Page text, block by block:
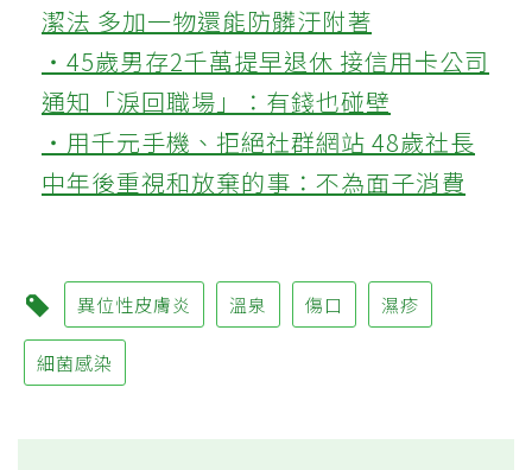
潔法 多加一物還能防髒汙附著
‧45歲男存2千萬提早退休 接信用卡公司
通知「淚回職場」：有錢也碰壁
‧用千元手機、拒絕社群網站 48歲社長
中年後重視和放棄的事：不為面子消費
異位性皮膚炎 溫泉 傷口 濕疹
細菌感染